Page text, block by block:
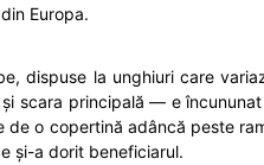
Europa.
dispuse la unghiuri care
scara principală — e
o copertină adâncă peste
și-a dorit beneficiarul.